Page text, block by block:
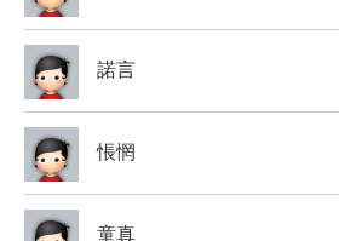
諾言
悵惘
童真